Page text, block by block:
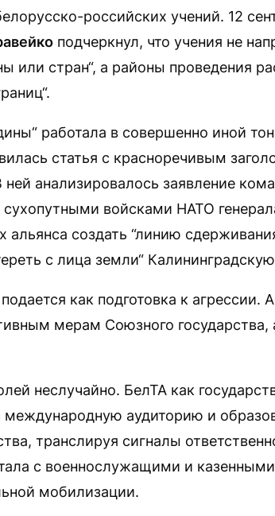
российских учений. 12
подчеркнул, что учения не
или стран“, а районы проведения
работала в совершенно иной
статья с красноречивым
В ней анализировалось заявление
войсками НАТО
альянса создать “линию
с лица земли“
как подготовка к агрессии.
мерам Союзного государства,
неслучайно. БелТА как
международную аудиторию и
транслируя сигналы
с военнослужащими и
мобилизации.